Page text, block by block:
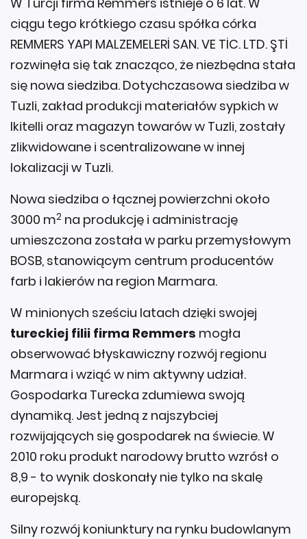
ciągu tego krótkiego czasu spółka córka
REMMERS YAPI MALZEMELERİ SAN. VE TİC. LTD. ŞTİ
rozwinęła się tak znacząco, że niezbędna stała
się nowa siedziba. Dotychczasowa siedziba w
Tuzli, zakład produkcji materiałów sypkich w
Ikitelli oraz magazyn towarów w Tuzli, zostały
zlikwidowane i scentralizowane w innej
lokalizacji w Tuzli.
Nowa siedziba o łącznej powierzchni około
3000 m2 na produkcję i administrację
umieszczona została w parku przemysłowym
BOSB, stanowiącym centrum producentów
farb i lakierów na region Marmara.
W minionych sześciu latach dzięki swojej
tureckiej filii firma Remmers mogła
obserwować błyskawiczny rozwój regionu
Marmara i wziąć w nim aktywny udział.
Gospodarka Turecka zdumiewa swoją
dynamiką. Jest jedną z najszybciej
rozwijających się gospodarek na świecie. W
2010 roku produkt narodowy brutto wzrósł o
8,9 - to wynik doskonały nie tylko na skalę
europejską.
Silny rozwój koniunktury na rynku budowlanym